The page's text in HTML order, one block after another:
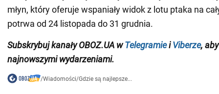
młyn, który oferuje wspaniały widok z lotu ptaka na
potrwa od 24 listopada do 31 grudnia.
Subskrybuj kanały OBOZ.UA wTelegramieiViberze,
najnowszymi wydarzeniami.
/Wiadomości/Gdzie są najlepsze...